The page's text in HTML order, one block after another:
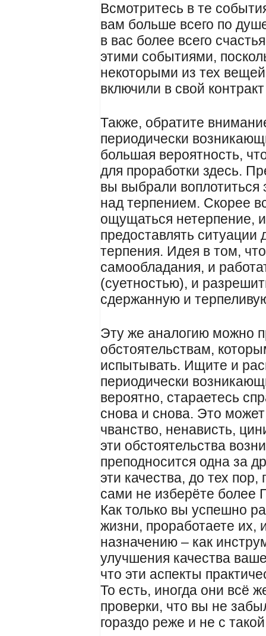
Всмотритесь в те
вам больше всего по
в вас более всего
этими событиями,
некоторыми из тех
включили в свой
Также, обратите
периодически
большая вероятность,
для проработки здесь.
вы выбрали воплотиться
над терпением. Скорее
ощущаться нетерпение,
предоставлять ситуации
терпения. Идея в том,
самообладания, и
(суетностью), и
сдержанную и
Эту же аналогию можно
обстоятельствам,
испытывать. Ищите и
периодически
вероятно, стараетесь
снова и снова. Это
чванство, ненависть,
эти обстоятельства
преподносится одна за
эти качества, до тех
сами не изберёте более
Как только вы успешно
жизни, проработаете их,
назначению – как
улучшения качества
что эти аспекты
То есть, иногда они всё
проверки, что вы не
гораздо реже и не с